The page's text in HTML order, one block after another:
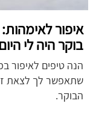
איפור
בוקר היה לי
הנה טיפים לאיפור
שתאפשר לך לצאת
הבוקר.